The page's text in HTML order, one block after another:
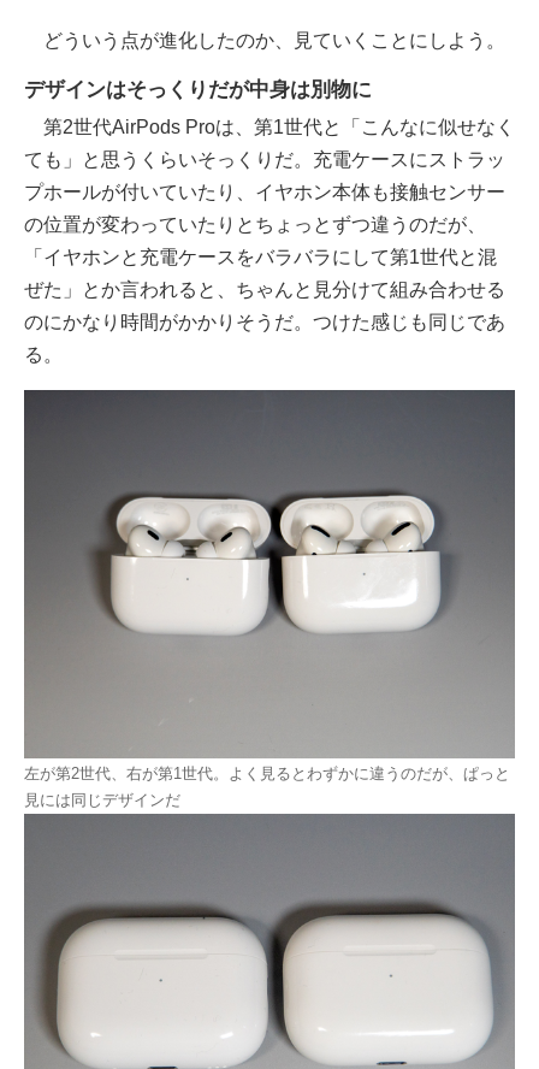
どういう点が進化したのか、見ていくことにしよう。
デザインはそっくりだが中身は別物に
第2世代AirPods Proは、第1世代と「こんなに似せなく
ても」と思うくらいそっくりだ。充電ケースにストラッ
プホールが付いていたり、イヤホン本体も接触センサー
の位置が変わっていたりとちょっとずつ違うのだが、
「イヤホンと充電ケースをバラバラにして第1世代と混
ぜた」とか言われると、ちゃんと見分けて組み合わせる
のにかなり時間がかかりそうだ。つけた感じも同じであ
る。
左が第2世代、右が第1世代。よく見るとわずかに違うのだが、ぱっと
見には同じデザインだ